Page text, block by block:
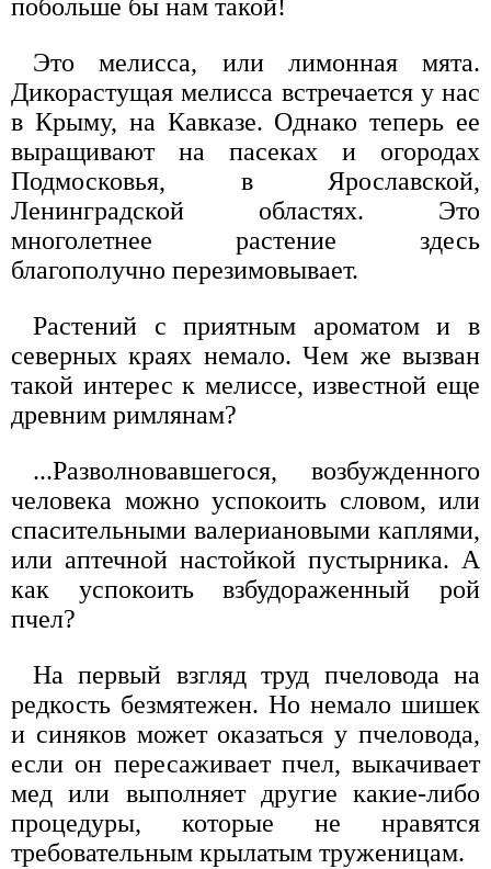
побольше бы нам такой!
Это мелисса, или лимонная мята.
Дикорастущая мелисса встречается у нас
в Крыму, на Кавказе. Однако теперь ее
выращивают на пасеках и огородах
Подмосковья, в Ярославской,
Ленинградской областях. Это
многолетнее растение здесь
благополучно перезимовывает.
Растений с приятным ароматом и в
северных краях немало. Чем же вызван
такой интерес к мелиссе, известной еще
древним римлянам?
...Разволновавшегося, возбужденного
человека можно успокоить словом, или
спасительными валериановыми каплями,
или аптечной настойкой пустырника. А
как успокоить взбудораженный рой
пчел?
На первый взгляд труд пчеловода на
редкость безмятежен. Но немало шишек
и синяков может оказаться у пчеловода,
если он пересаживает пчел, выкачивает
мед или выполняет другие какие-либо
процедуры, которые не нравятся
требовательным крылатым труженицам.